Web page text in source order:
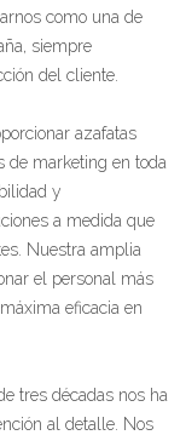
como una de
siempre
del cliente.
azafatas
de marketing en toda
y
a medida que
Nuestra amplia
el personal más
eficacia en
tres décadas nos ha
al detalle. Nos